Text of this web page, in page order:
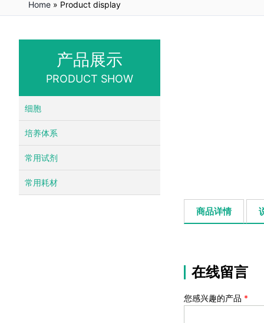
Home » Product display
产品展示
PRODUCT SHOW
细胞
培养体系
常用试剂
常用耗材
商品详情
在线留言
您感兴趣的产品 *